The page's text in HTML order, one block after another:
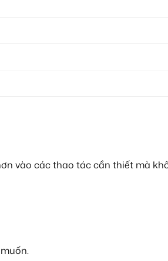
vào các thao tác cần thiết mà